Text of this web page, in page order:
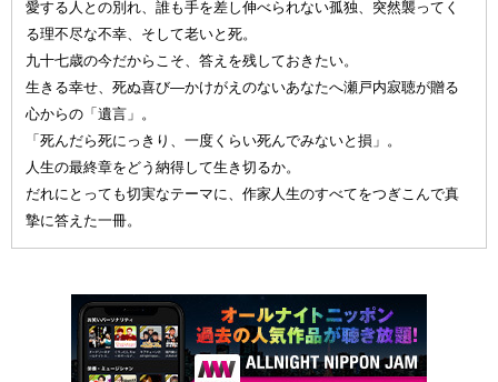
愛する人との別れ、誰も手を差し伸べられない孤独、突然襲ってく
る理不尽な不幸、そして老いと死。
九十七歳の今だからこそ、答えを残しておきたい。
生きる幸せ、死ぬ喜び—かけがえのないあなたへ瀬戸内寂聴が贈る
心からの「遺言」。
「死んだら死にっきり、一度くらい死んでみないと損」。
人生の最終章をどう納得して生き切るか。
だれにとっても切実なテーマに、作家人生のすべてをつぎこんで真
摯に答えた一冊。